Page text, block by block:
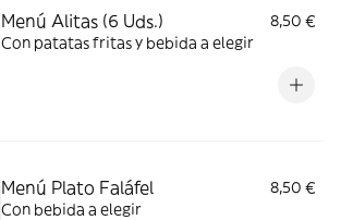
Menú Alitas (6 Uds.)
8,50 €
Con patatas fritas y bebida a elegir
Menú Plato Faláfel
8,50 €
Con bebida a elegir